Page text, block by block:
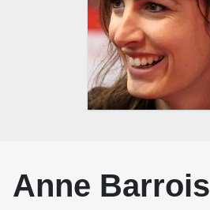
Anne Barrois